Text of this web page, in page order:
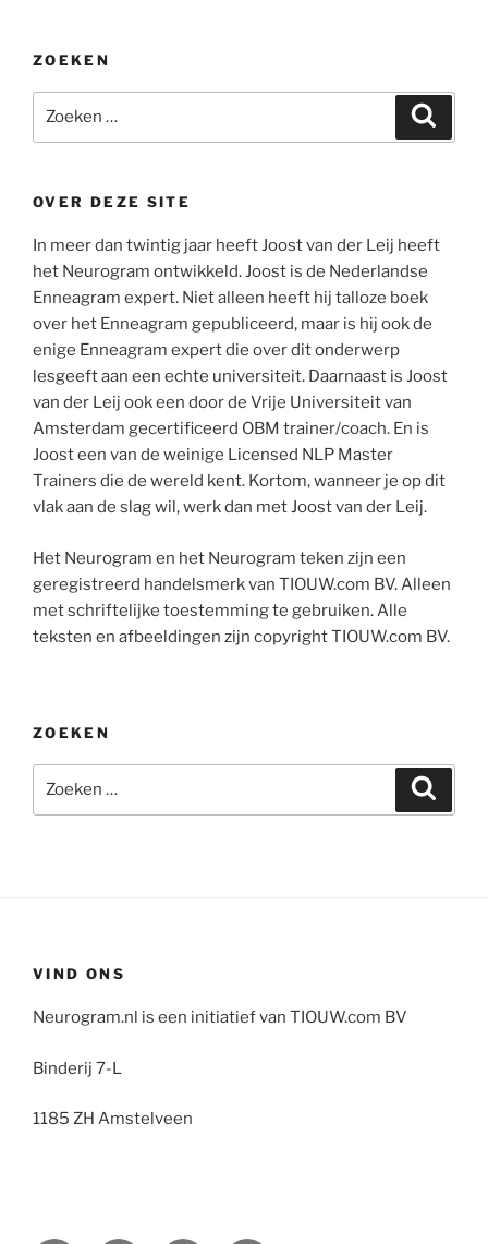
ZOEKEN
naar:
OVER DEZE SITE
In meer dan twintig jaar heeft Joost van der Leij heeft
het Neurogram ontwikkeld. Joost is de Nederlandse
Enneagram expert. Niet alleen heeft hij talloze boek
over het Enneagram gepubliceerd, maar is hij ook de
enige Enneagram expert die over dit onderwerp
lesgeeft aan een echte universiteit. Daarnaast is Joost
van der Leij ook een door de Vrije Universiteit van
Amsterdam gecertificeerd OBM trainer/coach. En is
Joost een van de weinige Licensed NLP Master
Trainers die de wereld kent. Kortom, wanneer je op dit
vlak aan de slag wil, werk dan met Joost van der Leij.
Het Neurogram en het Neurogram teken zijn een
geregistreerd handelsmerk van TIOUW.com BV. Alleen
met schriftelijke toestemming te gebruiken. Alle
teksten en afbeeldingen zijn copyright TIOUW.com BV.
ZOEKEN
naar:
VIND ONS
Neurogram.nl is een initiatief van TIOUW.com BV
Binderij 7-L
1185 ZH Amstelveen